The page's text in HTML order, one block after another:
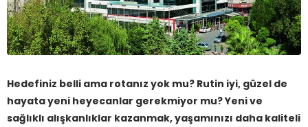
Hedefiniz belli ama rotanız yok mu? Rutin iyi, güzel de
hayata yeni heyecanlar gerekmiyor mu? Yeni ve
sağlıklı alışkanlıklar kazanmak, yaşamınızı daha kaliteli